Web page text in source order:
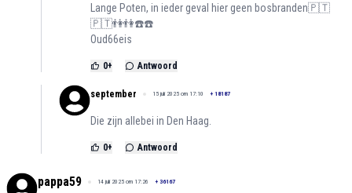
Lange Poten, in ieder geval hier geen bosbranden🇵🇹
🇵🇹👫👫☎️☎️
Oud66eis
0+ Antwoord
september 15 juli 2025 om 17:10 + 18187
Die zijn allebei in Den Haag.
0+ Antwoord
pappa59 14 juli 2025 om 17:26 + 36167